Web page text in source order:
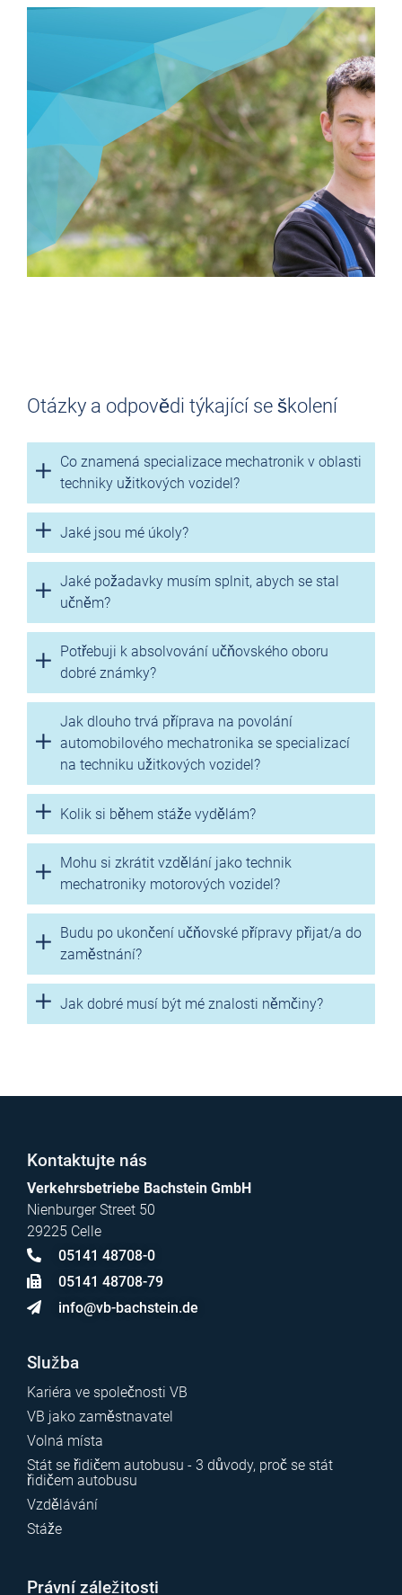
Otázky a odpovědi týkající se školení
Co znamená specializace mechatronik v oblasti
techniky užitkových vozidel?
Jaké jsou mé úkoly?
Jaké požadavky musím splnit, abych se stal
učněm?
Potřebuji k absolvování učňovského oboru
dobré známky?
Jak dlouho trvá příprava na povolání
automobilového mechatronika se specializací
na techniku užitkových vozidel?
Kolik si během stáže vydělám?
Mohu si zkrátit vzdělání jako technik
mechatroniky motorových vozidel?
Budu po ukončení učňovské přípravy přijat/a do
zaměstnání?
Jak dobré musí být mé znalosti němčiny?
Kontaktujte nás
Verkehrsbetriebe Bachstein GmbH
Nienburger Street 50
29225 Celle
05141 48708-0
05141 48708-79
info@vb-bachstein.de
Služba
Kariéra ve společnosti VB
VB jako zaměstnavatel
Volná místa
Stát se řidičem autobusu - 3 důvody, proč se stát
řidičem autobusu
Vzdělávání
Stáže
Právní záležitosti